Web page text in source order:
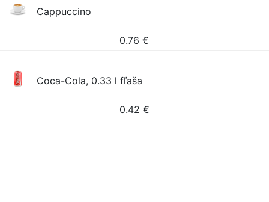
Cappuccino
0.76 €
Coca-Cola, 0.33 l fľaša
0.42 €